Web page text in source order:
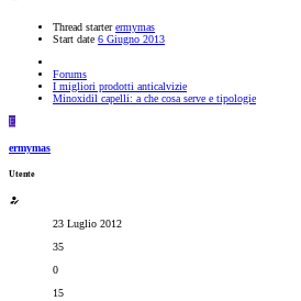
Thread starter ermymas
Start date 6 Giugno 2013
Forums
I migliori prodotti anticalvizie
Minoxidil capelli: a che cosa serve e tipologie
E
ermymas
Utente
23 Luglio 2012
35
0
15